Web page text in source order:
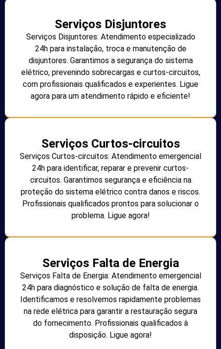
Serviços Disjuntores
Serviços Disjuntores: Atendimento especializado
24h para instalação, troca e manutenção de
disjuntores. Garantimos a segurança do sistema
elétrico, prevenindo sobrecargas e curtos-circuitos,
com profissionais qualificados e experientes. Ligue
agora para um atendimento rápido e eficiente!
Serviços Curtos-circuitos
Serviços Curtos-circuitos: Atendimento emergencial
24h para identificar, reparar e prevenir curtos-
circuitos. Garantimos segurança e eficiência na
proteção do sistema elétrico contra danos e riscos.
Profissionais qualificados prontos para solucionar o
problema. Ligue agora!
Serviços Falta de Energia
Serviços Falta de Energia: Atendimento emergencial
24h para diagnóstico e solução de falta de energia.
Identificamos e resolvemos rapidamente problemas
na rede elétrica para garantir a restauração segura
do fornecimento. Profissionais qualificados à
disposição. Ligue agora!